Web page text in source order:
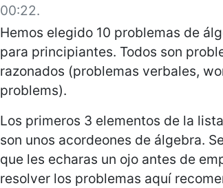
00:22.
Hemos elegido 10 problemas de
para principiantes. Todos son
razonados (problemas verbales,
problems).
Los primeros 3 elementos de la
son unos acordeones de álgebra.
que les echaras un ojo antes de
resolver los problemas aquí